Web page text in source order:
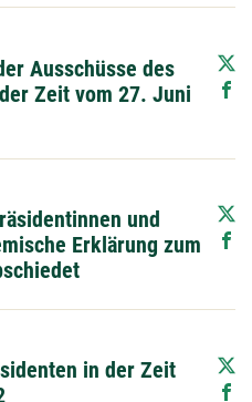
Ausschüsse des
Zeit vom 27. Juni
und
Erklärung zum
in der Zeit